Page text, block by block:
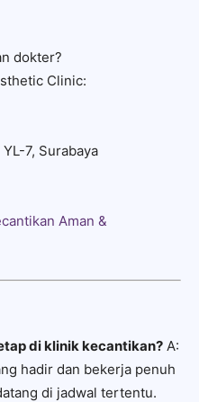
dokter?
Clinic:
7, Surabaya
Aman &
di klinik kecantikan? A:
hadir dan bekerja penuh
di jadwal tertentu.